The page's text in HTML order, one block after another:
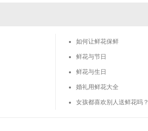
如何让鲜花保鲜
鲜花与节日
鲜花与生日
婚礼用鲜花大全
女孩都喜欢别人送鲜花吗？